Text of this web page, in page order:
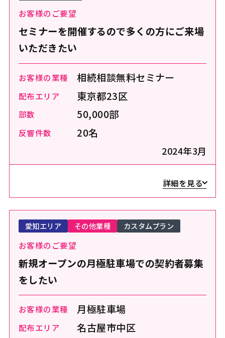
お客様のご要望
セミナーを開催するので多くの方にご来場
いただきたい
お客様の業種 相続相談無料セミナー
配布エリア 東京都23区
部数 50,000部
反響件数 20名
2024年3月
詳細を見る
お客様のご要望
新規オープンの月極駐車場での契約者募集
をしたい
お客様の業種 月極駐車場
配布エリア 名古屋市中区
愛知エリア その他業種 カスタムプラン